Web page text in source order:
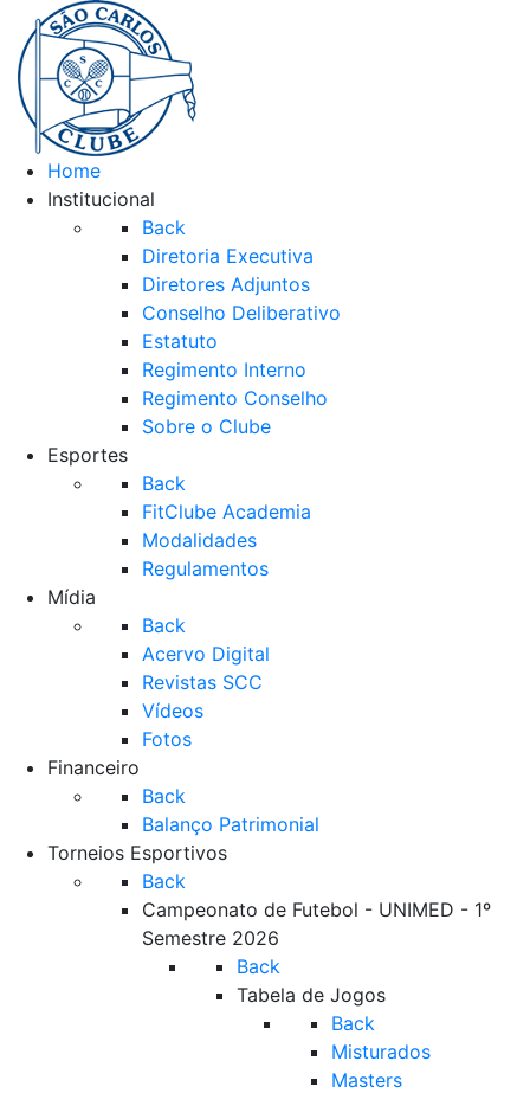
Home
Institucional
Back
Diretoria Executiva
Diretores Adjuntos
Conselho Deliberativo
Estatuto
Regimento Interno
Regimento Conselho
Sobre o Clube
Esportes
Back
FitClube Academia
Modalidades
Regulamentos
Mídia
Back
Acervo Digital
Revistas SCC
Vídeos
Fotos
Financeiro
Back
Balanço Patrimonial
Torneios Esportivos
Back
Campeonato de Futebol - UNIMED - 1º
Semestre 2026
Back
Tabela de Jogos
Back
Misturados
Masters